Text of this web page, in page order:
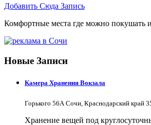
Добавить Сюда Запись
Комфортные места где можно покушать
Новые Записи
Камера Хранения Вокзала
Горького 56А Сочи, Краснодарский край
Хранение вещей под